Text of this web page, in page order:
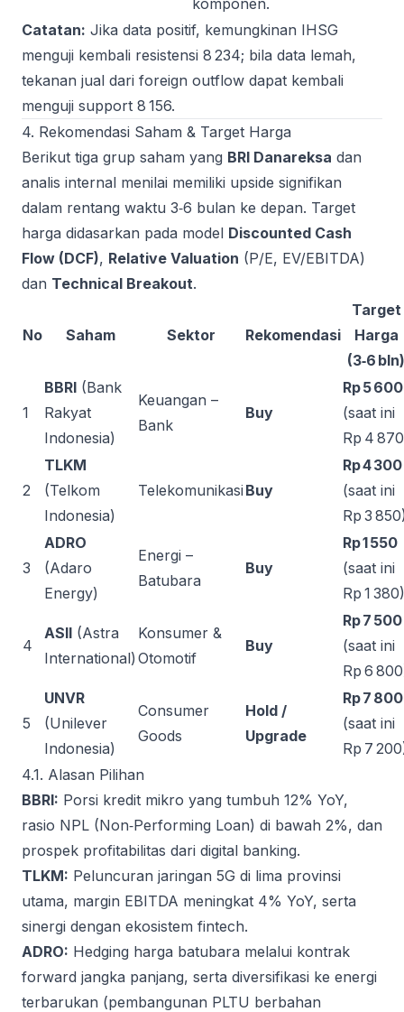
komponen.
Catatan: Jika data positif, kemungkinan IHSG
menguji kembali resistensi 8 234; bila data lemah,
tekanan jual dari foreign outflow dapat kembali
menguji support 8 156.
4. Rekomendasi Saham & Target Harga
Berikut tiga grup saham yang BRI Danareksa dan
analis internal menilai memiliki upside signifikan
dalam rentang waktu 3‑6 bulan ke depan. Target
harga didasarkan pada model Discounted Cash
Flow (DCF), Relative Valuation (P/E, EV/EBITDA)
dan Technical Breakout.
No Saham Sektor Rekomendasi
Target
Harga
(3‑6 bln)
1
BBRI (Bank
Rakyat
Indonesia)
Keuangan –
Bank
Buy
Rp 5 600
(saat ini
Rp 4
2
TLKM
(Telkom
Indonesia)
Telekomunikasi Buy
Rp 4 300
(saat ini
Rp 3
3
ADRO
(Adaro
Energy)
Energi –
Batubara
Buy
Rp 1 550
(saat ini
Rp 1 380)
4
ASII (Astra
International)
Konsumer &
Otomotif
Buy
Rp 7 500
(saat ini
Rp 6
5
UNVR
(Unilever
Indonesia)
Consumer
Goods
Hold /
Upgrade
Rp 7 800
(saat ini
Rp 7
4.1. Alasan Pilihan
BBRI: Porsi kredit mikro yang tumbuh 12% YoY,
rasio NPL (Non‑Performing Loan) di bawah 2%, dan
prospek profitabilitas dari digital banking.
TLKM: Peluncuran jaringan 5G di lima provinsi
utama, margin EBITDA meningkat 4% YoY, serta
sinergi dengan ekosistem fintech.
ADRO: Hedging harga batubara melalui kontrak
forward jangka panjang, serta diversifikasi ke energi
terbarukan (pembangunan PLTU berbahan